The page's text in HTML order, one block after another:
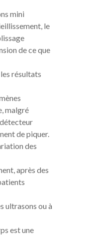
mini
le
de ce que
résultats
malgré
de piquer.
des
après des
ultrasons ou à
est une